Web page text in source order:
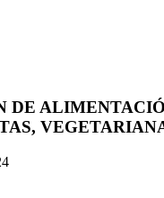
DE